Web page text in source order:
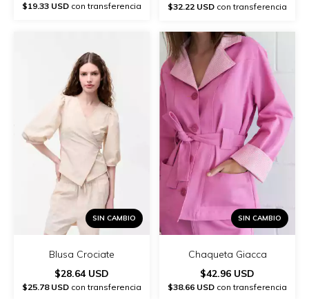
$19.33 USD con transferencia $32.22 USD con transferencia
SIN CAMBIO
Blusa Crociate
$28.64 USD
$25.78 USD con transferencia
SIN CAMBIO
Chaqueta Giacca
$42.96 USD
$38.66 USD con transferencia